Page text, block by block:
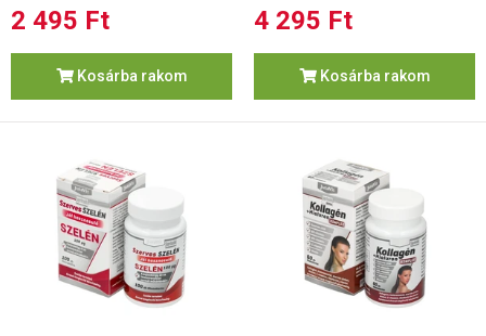
2 495 Ft
Kosárba rakom
4 295 Ft
Kosárba rakom